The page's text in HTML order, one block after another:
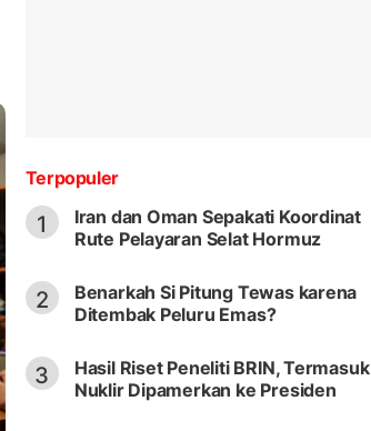
Terpopuler
1
Iran dan Oman Sepakati Koordinat
Rute Pelayaran Selat Hormuz
2
Benarkah Si Pitung Tewas karena
Ditembak Peluru Emas?
3
Hasil Riset Peneliti BRIN, Termasuk
Nuklir Dipamerkan ke Presiden